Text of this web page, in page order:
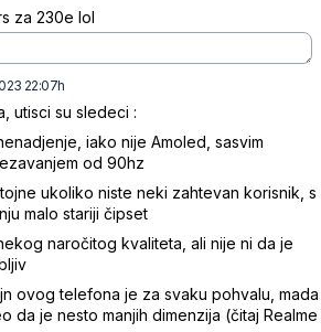
za 230e lol
22:07h
utisci su sledeci :
iako nije Amoled, sasvim
od 90hz
ukoliko niste neki zahtevan korisnik, s
malo stariji čipset
naročitog kvaliteta, ali nije ni da je
ovog telefona je za svaku pohvalu, mada
da je nesto manjih dimenzija (čitaj Realme